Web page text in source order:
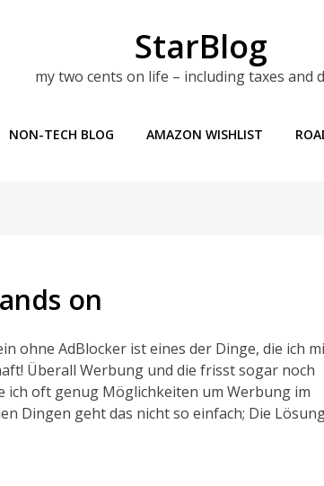
StarBlog
my two cents on life – including taxes and
NON-TECH BLOG AMAZON WISHLIST
on
ohne AdBlocker ist eines der Dinge, die ich
Überall Werbung und die frisst sogar noch
ich oft genug Möglichkeiten um Werbung im
Dingen geht das nicht so einfach; Die